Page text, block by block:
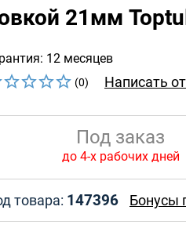
21мм
12 месяцев
(0) Написать
Под заказ
до 4-х рабочих дней
товара: 147396 Бонусы